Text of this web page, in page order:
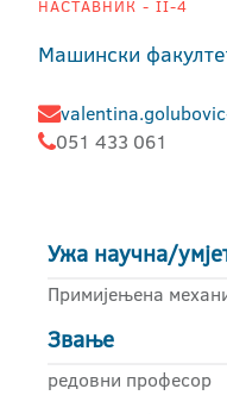
НАСТАВНИК - II-4
Машински
051 433 061
Ужа научна/
Примијењена
Звање
редовни професор